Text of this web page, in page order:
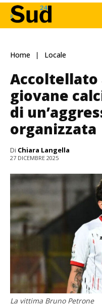
Home Locale
Accoltellato
giovane
di
organizzata
Di Chiara Langella
27 DICEMBRE 2025
La vittima Bruno Petrone